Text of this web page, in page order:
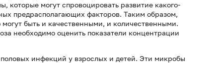
которые могут спровоцировать развитие какого-
предрасполагающих факторов. Таким образом,
могут быть и качественными, и количественными.
необходимо оценить показатели концентрации
инфекций у взрослых и детей. Эти микробы